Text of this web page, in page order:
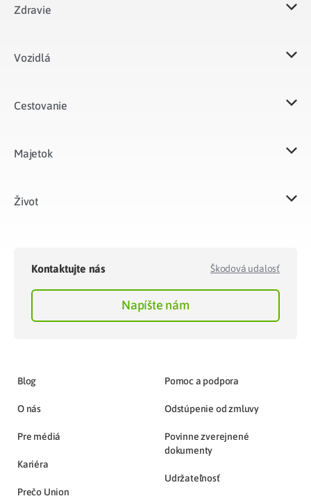
Zdravie
Vozidlá​
Cestovanie
Majetok​
Život​
Kontaktujte nás Škodová udalosť
Napíšte nám
Blog
O nás
Pre médiá
Kariéra
Prečo Union
Pomoc a podpora
Odstúpenie od zmluvy
Povinne zverejnené
dokumenty
Udržateľnosť